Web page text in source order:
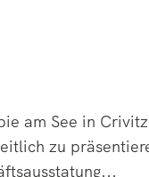
am See in Crivitz
zu